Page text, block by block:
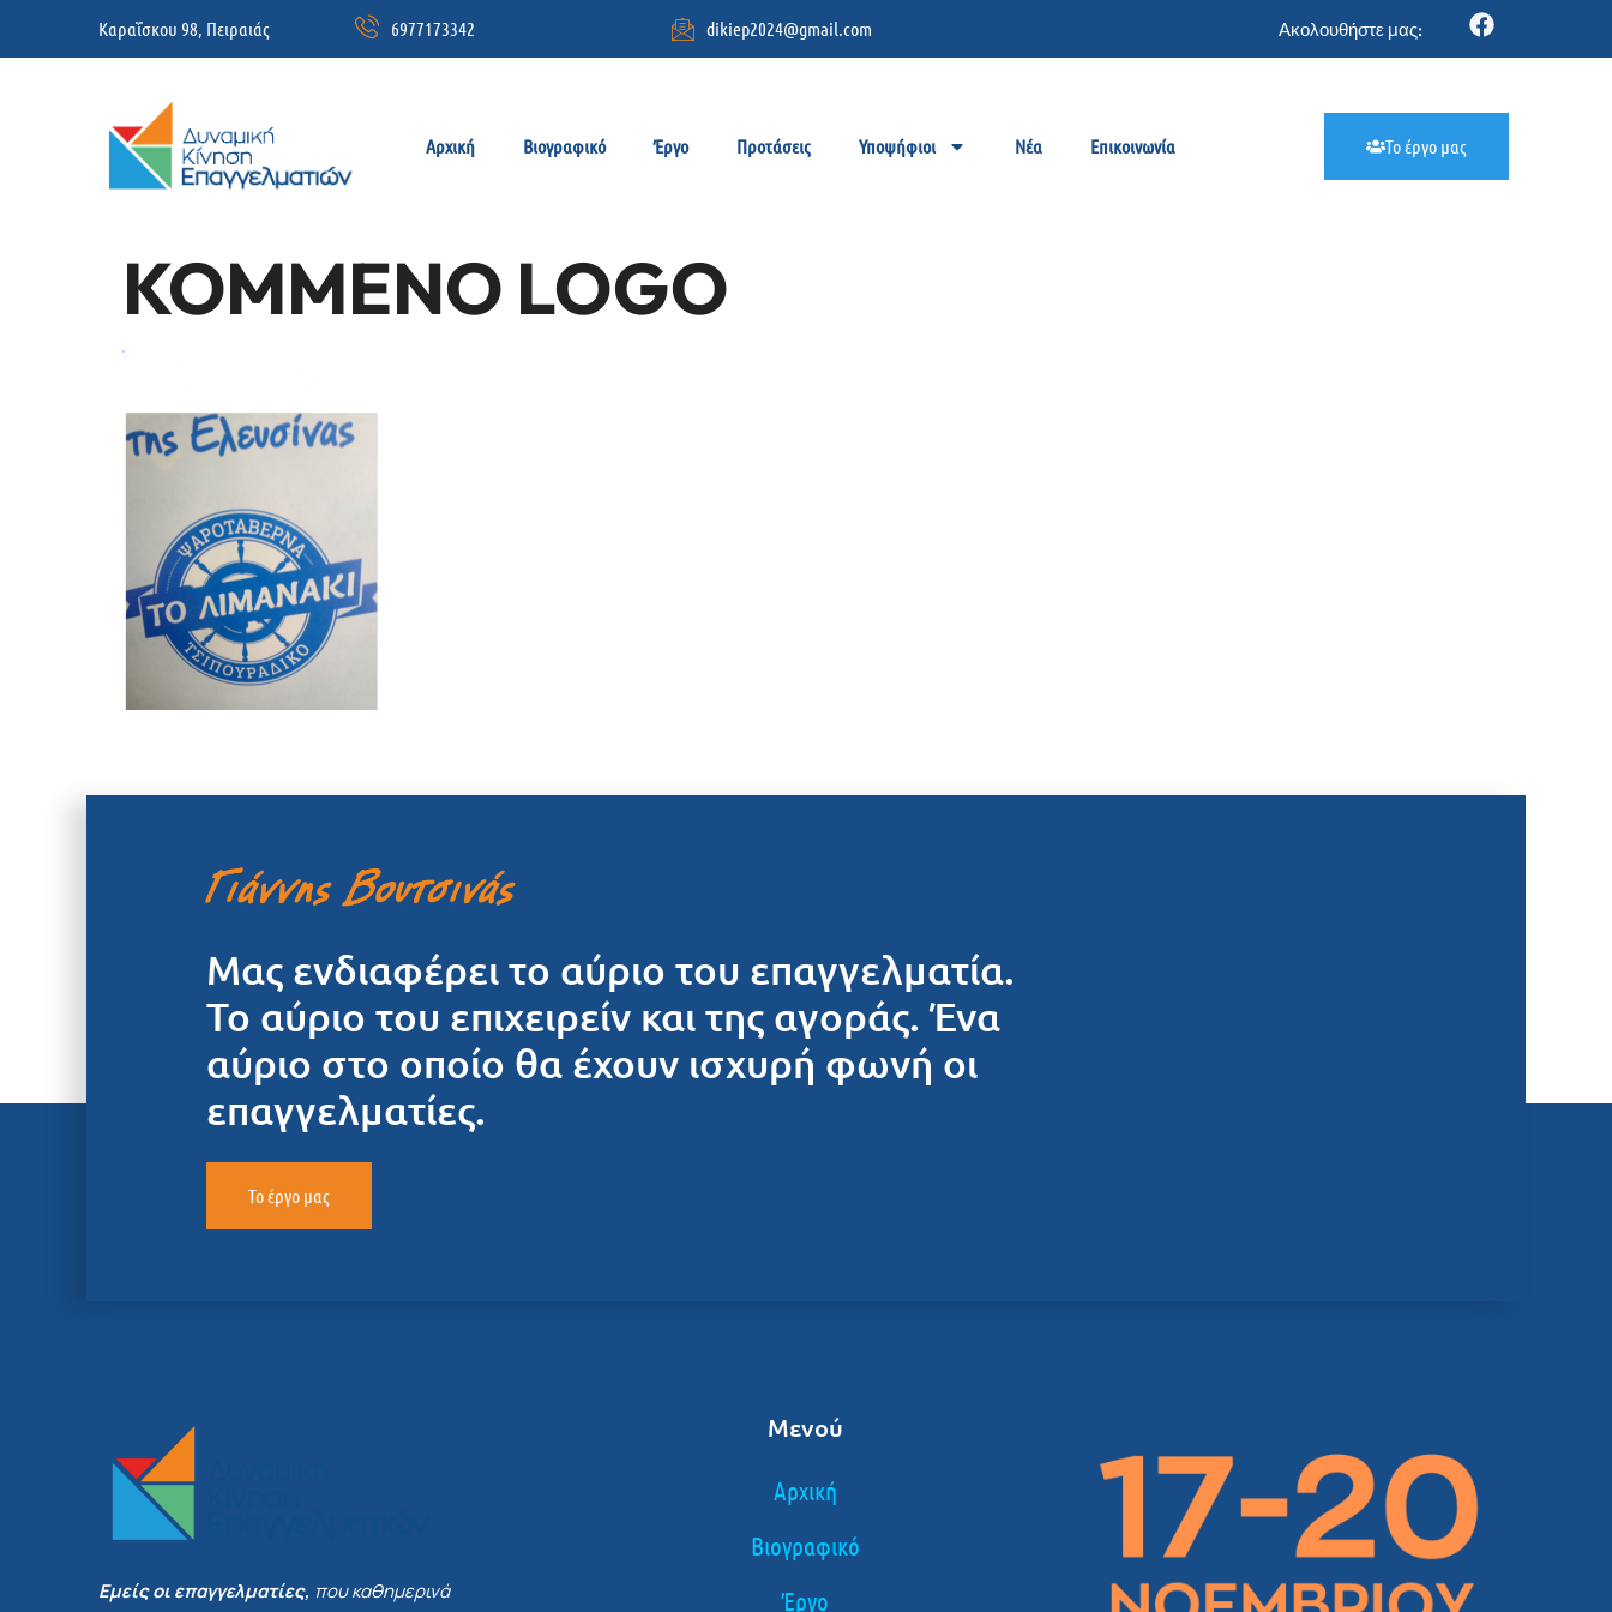
Καραΐσκου 98, Πειραιάς 6977173342 dikiep2024@gmail.com Ακολουθήστε μας:
Αρχική Βιογραφικό Έργο Προτάσεις Υποψήφιοι Νέα Επικοινωνία Το έργο μας
KOMMENO LOGO
Μας ενδιαφέρει το αύριο του επαγγελματία.
Το αύριο του επιχειρείν και της αγοράς. Ένα
αύριο στο οποίο θα έχουν ισχυρή φωνή οι
επαγγελματίες.
Το έργο μας
Εμείς οι επαγγελματίες, που καθημερινά
Μενού
Αρχική
Βιογραφικό
Έργο